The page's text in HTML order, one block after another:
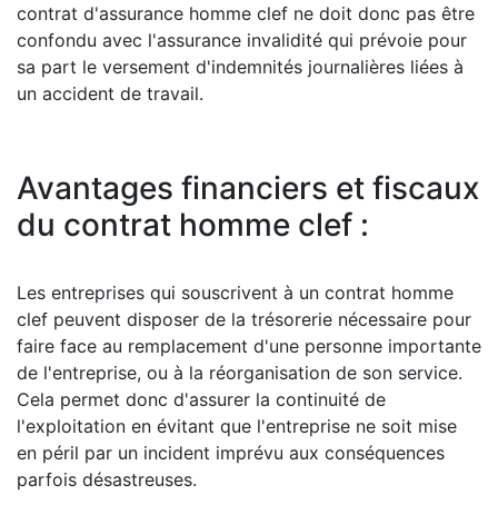
contrat d'assurance homme clef ne doit donc pas être
confondu avec l'assurance invalidité qui prévoie pour
sa part le versement d'indemnités journalières liées à
un accident de travail.
Avantages financiers et fiscaux
du contrat homme clef :
Les entreprises qui souscrivent à un contrat homme
clef peuvent disposer de la trésorerie nécessaire pour
faire face au remplacement d'une personne importante
de l'entreprise, ou à la réorganisation de son service.
Cela permet donc d'assurer la continuité de
l'exploitation en évitant que l'entreprise ne soit mise
en péril par un incident imprévu aux conséquences
parfois désastreuses.